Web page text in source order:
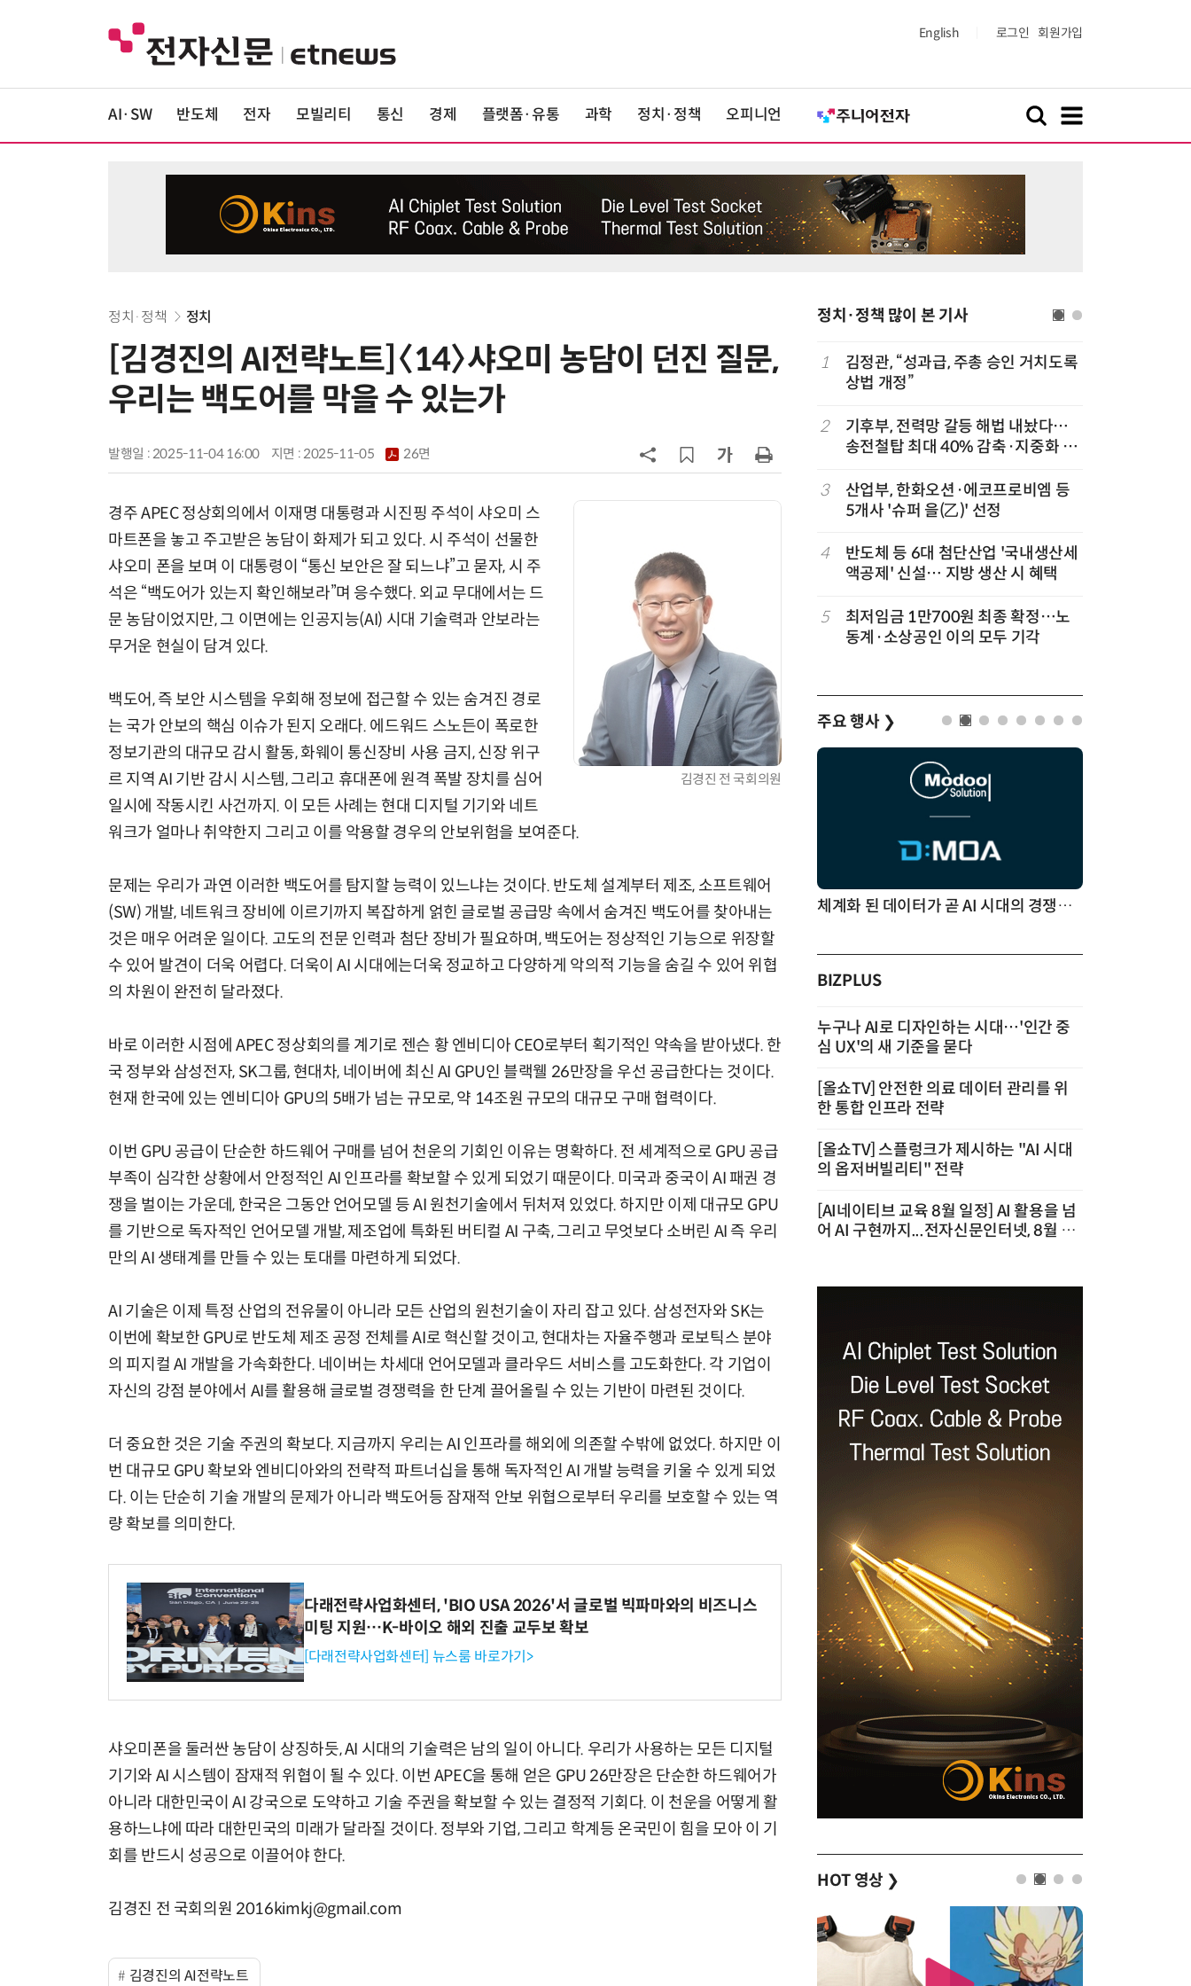
English 로그인 회원가입
AI·SW 반도체 전자 모빌리티 통신 경제 플랫폼·유통 과학 정치·정책 오피니언
정치·정책 정치
[김경진의 AI전략노트]〈14〉샤오미 농담이 던진 질문,
우리는 백도어를 막을 수 있는가
발행일 : 2025-11-04 16:00 지면 :2025-11-05 26면
김경진 전 국회의원
경주 APEC 정상회의에서 이재명 대통령과 시진핑 주석이 샤오미 스
마트폰을 놓고 주고받은 농담이 화제가 되고 있다. 시 주석이 선물한
샤오미 폰을 보며 이 대통령이 “통신 보안은 잘 되느냐”고 묻자, 시 주
석은 “백도어가 있는지 확인해보라”며 응수했다. 외교 무대에서는 드
문 농담이었지만, 그 이면에는 인공지능(AI) 시대 기술력과 안보라는
무거운 현실이 담겨 있다.
백도어, 즉 보안 시스템을 우회해 정보에 접근할 수 있는 숨겨진 경로
는 국가 안보의 핵심 이슈가 된지 오래다. 에드워드 스노든이 폭로한
정보기관의 대규모 감시 활동, 화웨이 통신장비 사용 금지, 신장 위구
르 지역 AI 기반 감시 시스템, 그리고 휴대폰에 원격 폭발 장치를 심어
일시에 작동시킨 사건까지. 이 모든 사례는 현대 디지털 기기와 네트
워크가 얼마나 취약한지 그리고 이를 악용할 경우의 안보위험을 보여준다.
문제는 우리가 과연 이러한 백도어를 탐지할 능력이 있느냐는 것이다. 반도체 설계부터 제조, 소프트웨어
(SW) 개발, 네트워크 장비에 이르기까지 복잡하게 얽힌 글로벌 공급망 속에서 숨겨진 백도어를 찾아내는
것은 매우 어려운 일이다. 고도의 전문 인력과 첨단 장비가 필요하며, 백도어는 정상적인 기능으로 위장할
수 있어 발견이 더욱 어렵다. 더욱이 AI 시대에는더욱 정교하고 다양하게 악의적 기능을 숨길 수 있어 위협
의 차원이 완전히 달라졌다.
바로 이러한 시점에 APEC 정상회의를 계기로 젠슨 황 엔비디아 CEO로부터 획기적인 약속을 받아냈다. 한
국 정부와 삼성전자, SK그룹, 현대차, 네이버에 최신 AI GPU인 블랙웰 26만장을 우선 공급한다는 것이다.
현재 한국에 있는 엔비디아 GPU의 5배가 넘는 규모로, 약 14조원 규모의 대규모 구매 협력이다.
이번 GPU 공급이 단순한 하드웨어 구매를 넘어 천운의 기회인 이유는 명확하다. 전 세계적으로 GPU 공급
부족이 심각한 상황에서 안정적인 AI 인프라를 확보할 수 있게 되었기 때문이다. 미국과 중국이 AI 패권 경
쟁을 벌이는 가운데, 한국은 그동안 언어모델 등 AI 원천기술에서 뒤처져 있었다. 하지만 이제 대규모 GPU
를 기반으로 독자적인 언어모델 개발, 제조업에 특화된 버티컬 AI 구축, 그리고 무엇보다 소버린 AI 즉 우리
만의 AI 생태계를 만들 수 있는 토대를 마련하게 되었다.
AI 기술은 이제 특정 산업의 전유물이 아니라 모든 산업의 원천기술이 자리 잡고 있다. 삼성전자와 SK는
이번에 확보한 GPU로 반도체 제조 공정 전체를 AI로 혁신할 것이고, 현대차는 자율주행과 로보틱스 분야
의 피지컬 AI 개발을 가속화한다. 네이버는 차세대 언어모델과 클라우드 서비스를 고도화한다. 각 기업이
자신의 강점 분야에서 AI를 활용해 글로벌 경쟁력을 한 단계 끌어올릴 수 있는 기반이 마련된 것이다.
더 중요한 것은 기술 주권의 확보다. 지금까지 우리는 AI 인프라를 해외에 의존할 수밖에 없었다. 하지만 이
번 대규모 GPU 확보와 엔비디아와의 전략적 파트너십을 통해 독자적인 AI 개발 능력을 키울 수 있게 되었
다. 이는 단순히 기술 개발의 문제가 아니라 백도어등 잠재적 안보 위협으로부터 우리를 보호할 수 있는 역
량 확보를 의미한다.
다래전략사업화센터, 'BIO USA 2026'서 글로벌 빅파마와의 비즈니스
미팅 지원…K-바이오 해외 진출 교두보 확보
[다래전략사업화센터] 뉴스룸 바로가기>
샤오미폰을 둘러싼 농담이 상징하듯, AI 시대의 기술력은 남의 일이 아니다. 우리가 사용하는 모든 디지털
기기와 AI 시스템이 잠재적 위협이 될 수 있다. 이번 APEC을 통해 얻은 GPU 26만장은 단순한 하드웨어가
아니라 대한민국이 AI 강국으로 도약하고 기술 주권을 확보할 수 있는 결정적 기회다. 이 천운을 어떻게 활
용하느냐에 따라 대한민국의 미래가 달라질 것이다. 정부와 기업, 그리고 학계등 온국민이 힘을 모아 이 기
회를 반드시 성공으로 이끌어야 한다.
김경진 전 국회의원 2016kimkj@gmail.com
김경진의 AI전략노트
정치·정책 많이 본 기사
6
정점식 “김용범 이미 한국경제 빌
수, 차세대 반도체 분야 전문서 세계
적 출판사서 발간
다' 발언 공세…“역대급 망언”
한병도 “장동혁, 李대통령 발언 왜
곡…악의적 정치공세”
10
폭염 장기화에 전력수요 '역대 최대'
97.1GW 경신 촉각…김성환 기후장
관, 긴급 점검
1
김정관, “성과급, 주총 승인 거치도록
상법 개정”
2
기후부, 전력망 갈등 해법 내놨다…
송전철탑 최대 40% 감축·지중화 확
3
산업부, 한화오션·에코프로비엠 등
5개사 '슈퍼 을(乙)' 선정
4
반도체 등 6대 첨단산업 '국내생산세
액공제' 신설… 지방 생산 시 혜택
5
최저임금 1만700원 최종 확정…노
동계·소상공인 이의 모두 기각
주요 행사 ❯
AI Native Enterprise를 지원하는 AI Ready Data 플랫폼 활용 전략 AI 시대의 옵저버빌리티: GPU·LLM 모니터링부터 AI 기반 장애 대응까지 체계화 된 데이터가 곧 AI 시대의 경쟁력이다
BIZPLUS
누구나 AI로 디자인하는 시대…'인간 중
심 UX'의 새 기준을 묻다
[올쇼TV] 안전한 의료 데이터 관리를 위
한 통합 인프라 전략
[올쇼TV] 스플렁크가 제시하는 "AI 시대
의 옵저버빌리티" 전략
[AI네이티브 교육 8월 일정] AI 활용을 넘
어 AI 구현까지...전자신문인터넷, 8월 실
HOT 영상 ❯